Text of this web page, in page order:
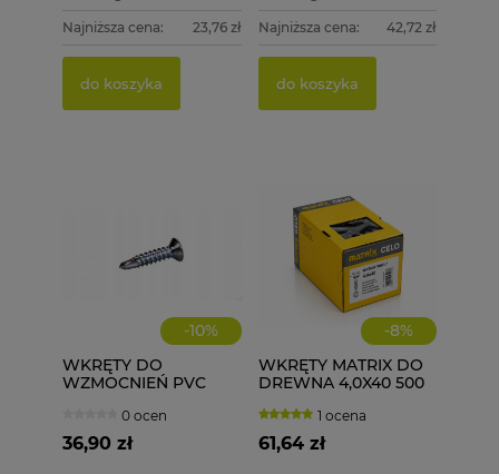
Najniższa cena: 23,76 zł
do koszyka
Najniższa cena: 42,72 zł
do koszyka
-10%
WKRĘTY DO
WZMOCNIEŃ PVC
1000 szt.0 ocen
36,90 zł
-8%
WKRĘTY MATRIX DO
DREWNA 4,0X40 500
1 ocena
61,64 zł